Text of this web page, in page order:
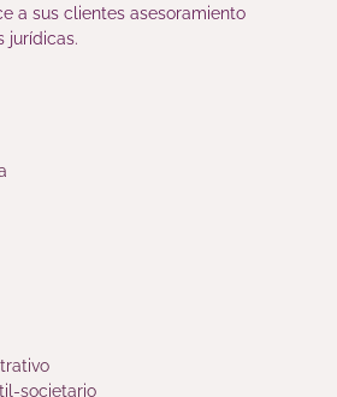
a sus clientes asesoramiento
jurídicas.
societario